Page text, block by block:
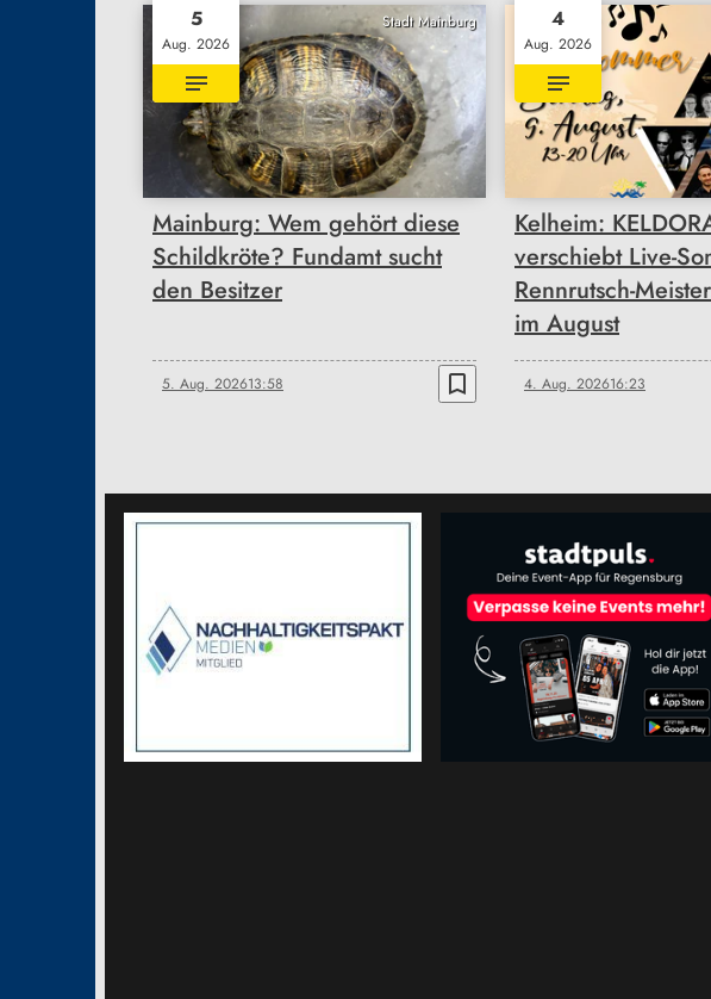
Stadt Mainburg
5
Aug. 2026
Mainburg: Wem gehört diese
Schildkröte? Fundamt sucht
den Besitzer
5. Aug. 202613:58 bookmark_border
4
Aug. 2026
Kelheim:
verschiebt Live-
Rennrutsch-
im August
4. Aug. 202616:23